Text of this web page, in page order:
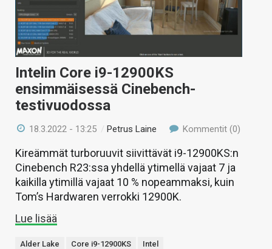
Intelin Core i9-12900KS
ensimmäisessä Cinebench-
testivuodossa
18.3.2022 - 13:25 /Petrus Laine Kommentit (0)
Kireämmät turboruuvit siivittävät i9-12900KS:n
Cinebench R23:ssa yhdellä ytimellä vajaat 7 ja
kaikilla ytimillä vajaat 10 % nopeammaksi, kuin
Tom’s Hardwaren verrokki 12900K.
Lue lisää
Alder Lake Core i9-12900KS Intel